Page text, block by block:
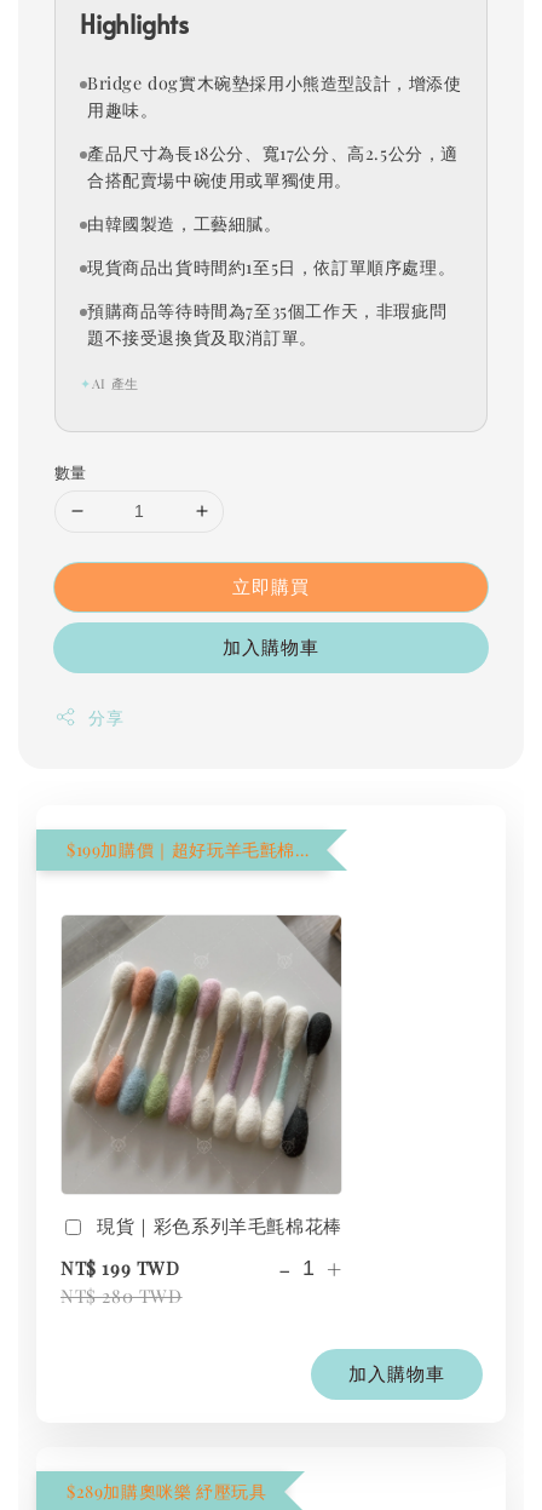
Highlights
Bridge dog實木碗墊採用小熊造型設計，增添使
用趣味。
產品尺寸為長18公分、寬17公分、高2.5公分，適
合搭配賣場中碗使用或單獨使用。
由韓國製造，工藝細膩。
現貨商品出貨時間約1至5日，依訂單順序處理。
預購商品等待時間為7至35個工作天，非瑕疵問
題不接受退換貨及取消訂單。
✦ AI 產生
數量
立即購買
加入購物車
分享
$199加購價｜超好玩羊毛氈棉花棒
現貨｜彩色系列羊毛氈棉花棒
NT$ 199 TWD
NT$ 280 TWD
- +
加入購物車
$289加購奧咪樂 紓壓玩具